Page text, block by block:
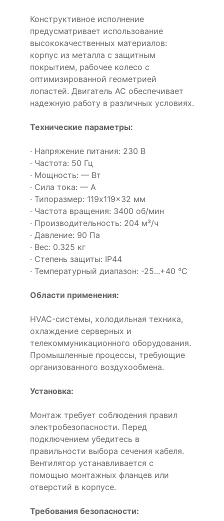
Конструктивное исполнение
предусматривает использование
высококачественных материалов:
корпус из металла с защитным
покрытием, рабочее колесо с
оптимизированной геометрией
лопастей. Двигатель AC обеспечивает
надежную работу в различных условиях.
Технические параметры:
· Напряжение питания: 230 В
· Частота: 50 Гц
· Мощность: — Вт
· Сила тока: — А
· Типоразмер: 119x119x32 мм
· Частота вращения: 3400 об/мин
· Производительность: 204 м³/ч
· Давление: 90 Па
· Вес: 0.325 кг
· Степень защиты: IP44
· Температурный диапазон: -25...+40 °C
Области применения:
HVAC-системы, холодильная техника,
охлаждение серверных и
телекоммуникационного оборудования.
Промышленные процессы, требующие
организованного воздухообмена.
Установка:
Монтаж требует соблюдения правил
электробезопасности. Перед
подключением убедитесь в
правильности выбора сечения кабеля.
Вентилятор устанавливается с
помощью монтажных фланцев или
отверстий в корпусе.
Требования безопасности: